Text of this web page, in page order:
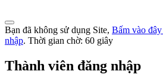
Bạn đã không sử dụng Site, Bấm vào
nhập. Thời gian chờ: 60 giây
Thành viên đăng nhập